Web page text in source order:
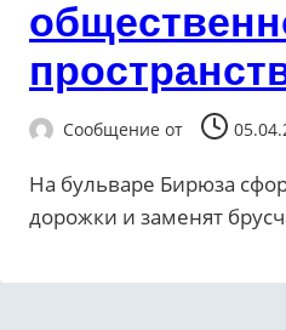
Сообщение от
На бульваре Бирюза
дорожки и заменят